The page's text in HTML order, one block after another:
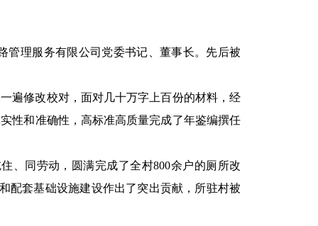
管理服务有限公司党委书记、董事长。先后被
遍修改校对，面对几十万字上百份的材料，经
性和准确性，高标准高质量完成了年鉴编撰任
、同劳动，圆满完成了全村800余户的厕所改
配套基础设施建设作出了突出贡献，所驻村被